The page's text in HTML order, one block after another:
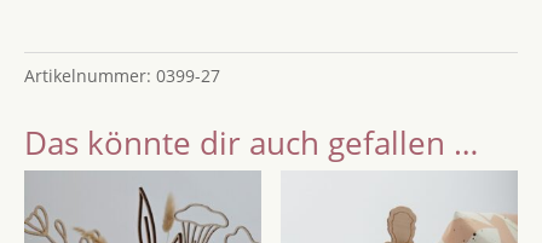
Geschenkidee
für
Freund
/
Brotzeitbrett
/
Artikelnummer: 0399-27
Das könnte dir auch gefallen …